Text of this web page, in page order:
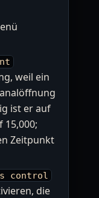
weil ein
ist er auf
15,000;
Zeitpunkt
control
die